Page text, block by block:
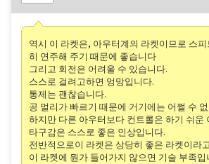
역시 이 라켓은, 아우터계의 라켓이므로 스
히 연주해 주기 때문에 좋습니다
그리고 회전은 어려울 수 있습니다.
스스로 걸려고하면 엉망입니다.
통제는 괜찮습니다.
공 멀리가 빠르기 때문에 거기에는 어쩔 수
하지만 다른 아우터보다 컨트롤은 하기 쉬운
타구감은 스스로 좋은 인상입니다.
전반적으로이 라켓은 상당히 좋은 라켓이라
이 라켓에 뭔가 들어가지 않으면 기술 부족입